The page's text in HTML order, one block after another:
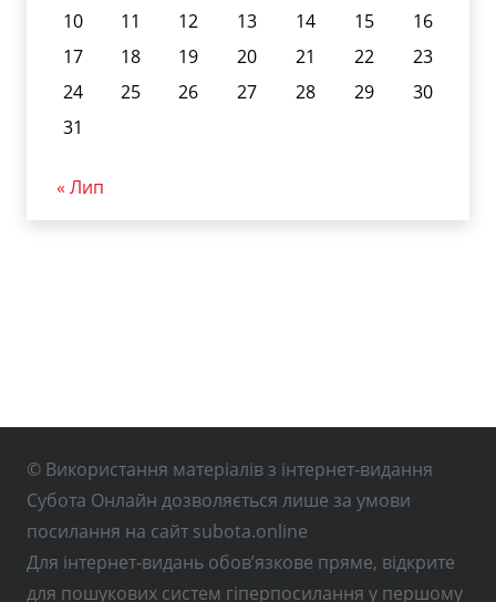
10
11 12 13 14 15
16
17
18 19 20 21 22
23
24
25 26 27 28 29
30
31
« Лип
© Використання матеріалів з інтернет-видання
Субота Онлайн дозволяється лише за умови
посилання на сайт subota.online
Для інтернет-видань обов’язкове пряме, відкрите
для пошукових систем гіперпосилання у першому